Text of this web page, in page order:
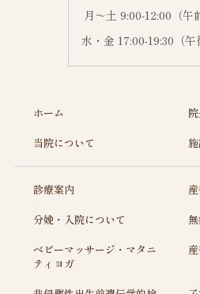
月～土 9:00-12:00（午
水・金 17:00-19:30（午
ホーム
当院について
診療案内
分娩・入院について
ベビーマッサージ・マタニ
ティヨガ